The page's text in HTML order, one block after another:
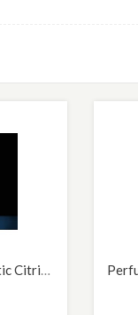
Perfume Para Autos Mystic Citrico